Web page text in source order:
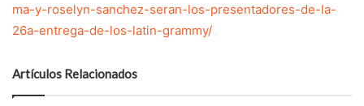
ma-y-roselyn-sanchez-seran-los-presentadores-de-la-
26a-entrega-de-los-latin-grammy/
Artículos Relacionados